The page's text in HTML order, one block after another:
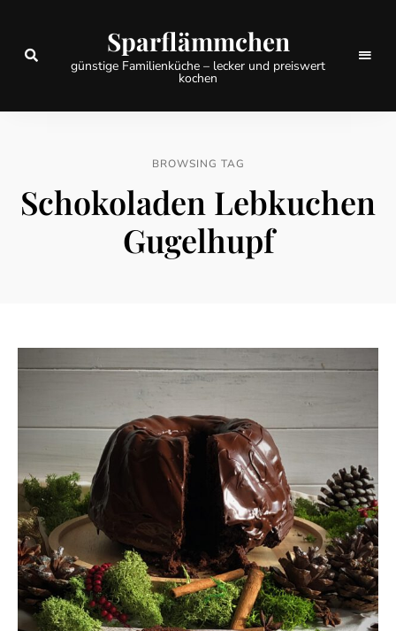
Sparflämmchen
günstige Familienküche – lecker und preiswert
kochen
BROWSING TAG
Schokoladen Lebkuchen
Gugelhupf